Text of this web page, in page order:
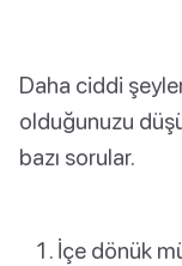
Daha ciddi
olduğunuzu
bazı sorular.
İçe dönük